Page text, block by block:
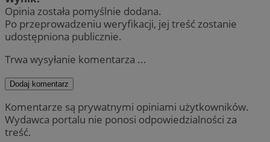
Opinia została pomyślnie dodana.
Po przeprowadzeniu weryfikacji, jej treść zostanie
udostępniona publicznie.
Trwa wysyłanie komentarza ...
Dodaj komentarz
Komentarze są prywatnymi opiniami użytkowników.
Wydawca portalu nie ponosi odpowiedzialności za
treść.